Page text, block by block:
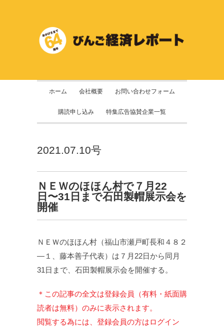
ホーム 会社概要 お問い合わせフォーム
購読申し込み 特集広告協賛企業一覧
2021.07.10号
ＮＥＷのほほん村で７月22
日〜31日まで石田製帽展示会を
開催
ＮＥＷのほほん村（福山市瀬戸町長和４８２
—１、藤本善子代表）は７月22日から同月
31日まで、石田製帽展示会を開催する。
＊この記事の全文は登録会員（有料・紙面購
読者は無料）のみに表示されます。
閲覧する為には、登録会員の方はログイン